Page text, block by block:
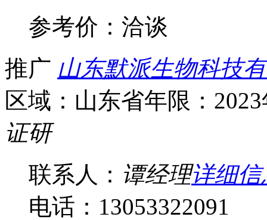
参考价： 洽谈
推广 山东默派生物科技
区域：山东省年限：
证研
联系人： 谭经理详细信
电话：13053322091